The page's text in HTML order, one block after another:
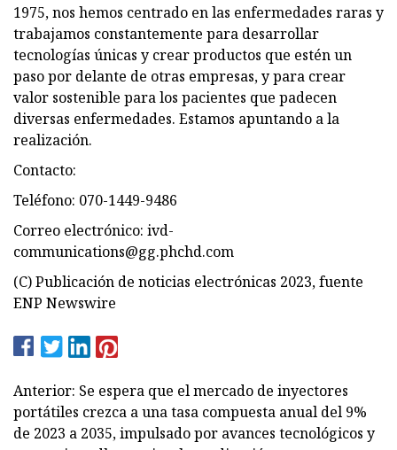
1975, nos hemos centrado en las enfermedades raras y
trabajamos constantemente para desarrollar
tecnologías únicas y crear productos que estén un
paso por delante de otras empresas, y para crear
valor sostenible para los pacientes que padecen
diversas enfermedades. Estamos apuntando a la
realización.
Contacto:
Teléfono: 070-1449-9486
Correo electrónico: ivd-
communications@gg.phchd.com
(C) Publicación de noticias electrónicas 2023, fuente
ENP Newswire
Anterior: Se espera que el mercado de inyectores
portátiles crezca a una tasa compuesta anual del 9%
de 2023 a 2035, impulsado por avances tecnológicos y